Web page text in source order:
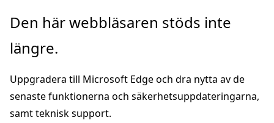
Hoppa
huvudinnehåll
Den här webbläsaren stöds inte
längre.
Uppgradera till Microsoft Edge och dra nytta av de
senaste funktionerna och säkerhetsuppdateringarna,
samt teknisk support.